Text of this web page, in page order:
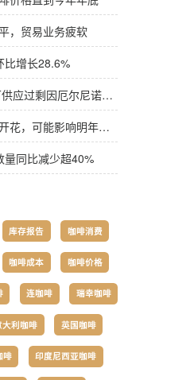
，贸易业务疲软
比增长28.6%
StoneX表示，全球可可供应过剩因厄尔尼诺而萎缩
降雨导致巴西咖啡提前开花，可能影响明年产量，造成近期价格波动极不稳定
量同比减少超40%
库存报告 咖啡消费
咖啡成本 咖啡价格
连咖啡 瑞幸咖啡
大利咖啡 英国咖啡
啡 印度尼西亚咖啡